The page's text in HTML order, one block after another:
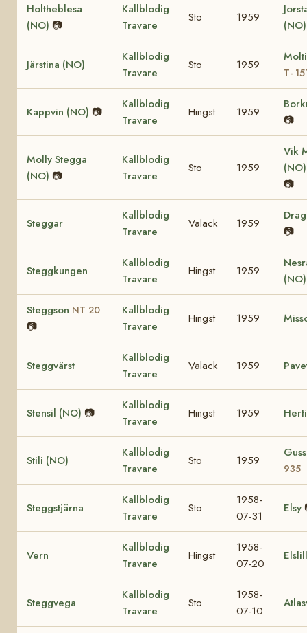
Holtheblesa
(NO) 📷
Kallblodig
Travare
Sto 1959
(NO)
Järstina (NO)
Kallblodig
Travare
Sto 1959
T-
Kappvin (NO) 📷
Kallblodig
Travare
Hingst 1959
📷
Molly Stegga
(NO) 📷
Kallblodig
Travare
Sto 1959
Vik
📷
Steggar
Kallblodig
Travare
Valack 1959
📷
Steggkungen
Kallblodig
Travare
Hingst 1959
Steggson NT 20
📷
Kallblodig
Travare
Hingst 1959
Steggvärst
Kallblodig
Travare
Valack 1959
Stensil (NO) 📷
Kallblodig
Travare
Hingst 1959
Stili (NO)
Kallblodig
Travare
Sto 1959
935
Steggstjärna
Kallblodig
Travare
Sto
1958-
07-31
Elsy
Vern
Kallblodig
Travare
Hingst
1958-
07-20
Elslill
Steggvega
Kallblodig
Travare
Sto
1958-
07-10